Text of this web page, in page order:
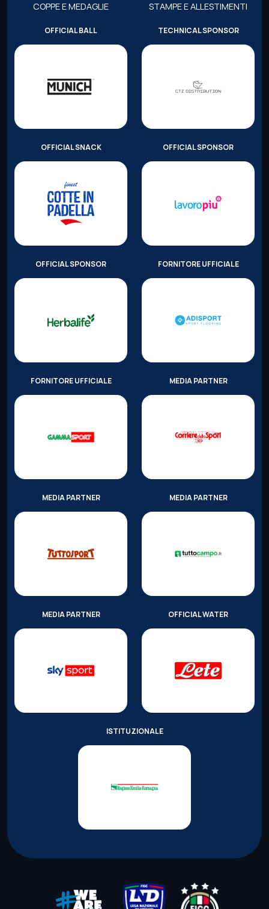
COPPE E MEDAGLIE STAMPE E ALLESTIMENTI
OFFICIAL BALL TECHNICAL SPONSOR
OFFICIAL SNACK OFFICIAL SPONSOR
OFFICIAL SPONSOR FORNITORE UFFICIALE
FORNITORE UFFICIALE MEDIA PARTNER
MEDIA PARTNER MEDIA PARTNER
MEDIA PARTNER OFFICIAL WATER
ISTITUZIONALE